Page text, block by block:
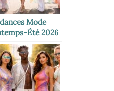
Mode
Été 2026
Looks
à